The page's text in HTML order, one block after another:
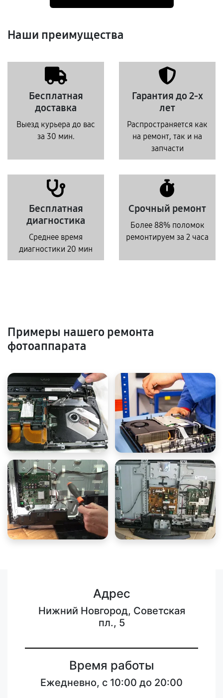
Наши преимущества
Бесплатная
доставка
Выезд курьера до вас
за 30 мин.
Гарантия до 2-х
лет
Распространяется как
на ремонт, так и на
запчасти
Бесплатная
диагностика
Среднее время
диагностики 20 мин
Срочный ремонт
Более 88% поломок
ремонтируем за 2 часа
Примеры нашего ремонта
фотоаппарата
Адрес
Нижний Новгород, Советская
пл., 5
Время работы
Ежедневно, с 10:00 до 20:00